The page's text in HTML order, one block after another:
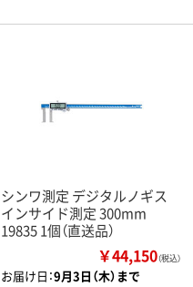
シンワ測定 デジタルノギス
インサイド測定 300mm
19835 1個（直送品）
￥44,150（税込）
お届け日：9月3日（木）まで